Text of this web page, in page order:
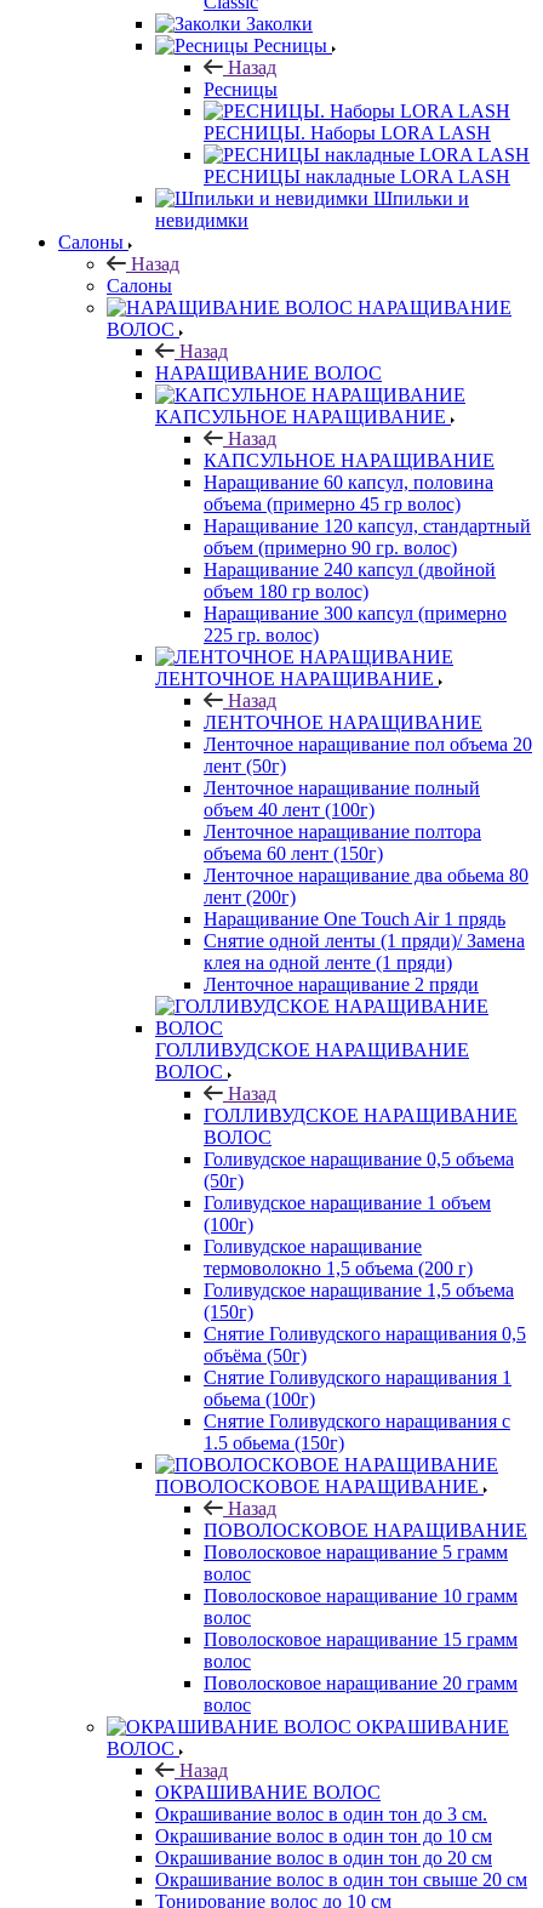
Заколки
Ресницы
Назад
Ресницы
РЕСНИЦЫ. Наборы LORA LASH
РЕСНИЦЫ накладные LORA LASH
Шпильки и
невидимки
Салоны
Назад
Салоны
НАРАЩИВАНИЕ
ВОЛОС
Назад
НАРАЩИВАНИЕ ВОЛОС
КАПСУЛЬНОЕ НАРАЩИВАНИЕ
Назад
КАПСУЛЬНОЕ НАРАЩИВАНИЕ
Наращивание 60 капсул, половина
объема (примерно 45 гр волос)
Наращивание 120 капсул, стандартный
объем (примерно 90 гр. волос)
Наращивание 240 капсул (двойной
объем 180 гр волос)
Наращивание 300 капсул (примерно
225 гр. волос)
ЛЕНТОЧНОЕ НАРАЩИВАНИЕ
Назад
ЛЕНТОЧНОЕ НАРАЩИВАНИЕ
Ленточное наращивание пол объема 20
лент (50г)
Ленточное наращивание полный
объем 40 лент (100г)
Ленточное наращивание полтора
объема 60 лент (150г)
Ленточное наращивание два обьема 80
лент (200г)
Наращивание One Touch Air 1 прядь
Снятие одной ленты (1 пряди)/ Замена
клея на одной ленте (1 пряди)
Ленточное наращивание 2 пряди
ГОЛЛИВУДСКОЕ НАРАЩИВАНИЕ
ВОЛОС
Назад
ГОЛЛИВУДСКОЕ НАРАЩИВАНИЕ
ВОЛОС
Голивудское наращивание 0,5 объема
(50г)
Голивудское наращивание 1 объем
(100г)
Голивудское наращивание
термоволокно 1,5 объема (200 г)
Голивудское наращивание 1,5 объема
(150г)
Снятие Голивудского наращивания 0,5
объёма (50г)
Снятие Голивудского наращивания 1
обьема (100г)
Снятие Голивудского наращивания с
1.5 обьема (150г)
ПОВОЛОСКОВОЕ НАРАЩИВАНИЕ
Назад
ПОВОЛОСКОВОЕ НАРАЩИВАНИЕ
Поволосковое наращивание 5 грамм
волос
Поволосковое наращивание 10 грамм
волос
Поволосковое наращивание 15 грамм
волос
Поволосковое наращивание 20 грамм
волос
ОКРАШИВАНИЕ
ВОЛОС
Назад
ОКРАШИВАНИЕ ВОЛОС
Окрашивание волос в один тон до 3 см.
Окрашивание волос в один тон до 10 см
Окрашивание волос в один тон до 20 см
Окрашивание волос в один тон свыше 20 см
Тонирование волос до 10 см